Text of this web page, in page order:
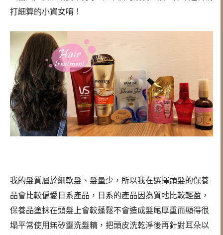
打細算的小資女唷！
我的髮質屬於細軟髮、髮量少，所以我在選擇頭髮的保養
品會比較偏愛日系產品，日系的產品因為質地比較輕盈，
保養品塗抹在頭髮上會較蓬鬆不會造成髮尾厚重而顯得很
塌平常使用無矽靈洗髮精，把頭皮洗乾淨後再針對耳朵以